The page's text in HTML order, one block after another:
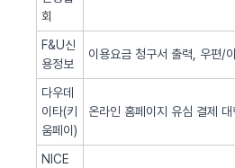
회
F&U신
용정보
이용요금 청구서 출력, 우편/
다우데
이타(키
움페이)
온라인 홈페이지 유심 결제 대
NICE